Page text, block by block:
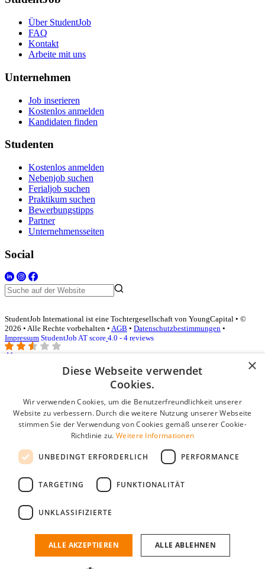
Über StudentJob
FAQ
Kontakt
Arbeite mit uns
Unternehmen
Job inserieren
Kostenlos anmelden
Kandidaten finden
Studenten
Kostenlos anmelden
Nebenjob suchen
Ferialjob suchen
Praktikum suchen
Bewerbungstipps
Partner
Unternehmensseiten
Social
StudentJob International ist eine Tochtergesellschaft von YoungCapital • ©
2026 • Alle Rechte vorbehalten • AGB • Datenschutzbestimmungen •
Impressum StudentJob AT score 4.0 - 4 reviews
Login für Unternehmen
E-Mail*
Passwort
Angemeldet bleiben
Passwort vergessen?
Kostenloses Unternehmensprofil
Wenn Sie sich registriert haben, können Sie ein Unternehmensprofil
passenden Mitarbeiter zu finden.
×
Diese Webseite verwendet
Cookies.
Wir verwenden Cookies, um die Benutzerfreundlichkeit unserer
Website zu verbessern. Durch die weitere Nutzung unserer Webseite
stimmen Sie der Verwendung von Cookies gemäß unserer Cookie-
Richtlinie zu. Weitere Informationen
UNBEDINGT ERFORDERLICH PERFORMANCE
TARGETING FUNKTIONALITÄT
UNKLASSIFIZIERTE
ALLE AKZEPTIEREN ALLE ABLEHNEN